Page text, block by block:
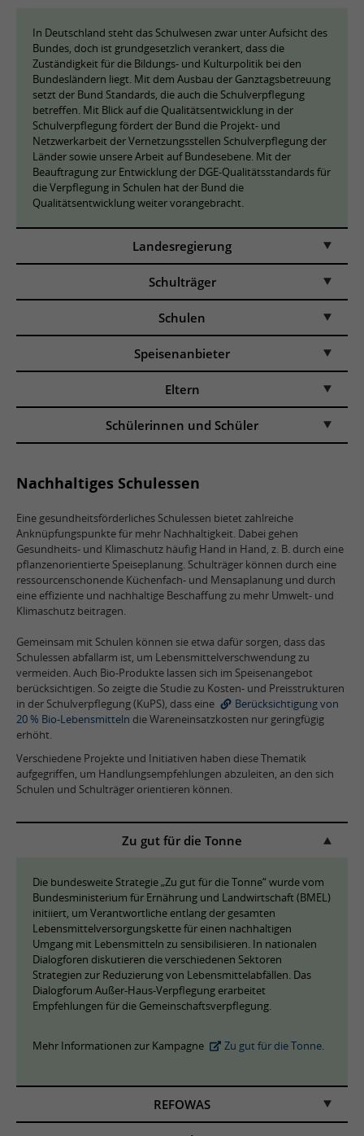
In Deutschland steht das Schulwesen zwar unter Aufsicht des
Bundes, doch ist grundgesetzlich verankert, dass die
Zuständigkeit für die Bildungs- und Kulturpolitik bei den
Bundesländern liegt. Mit dem Ausbau der Ganztagsbetreuung
setzt der Bund Standards, die auch die Schulverpflegung
betreffen. Mit Blick auf die Qualitätsentwicklung in der
Schulverpflegung fördert der Bund die Projekt- und
Netzwerkarbeit der Vernetzungsstellen Schulverpflegung der
Länder sowie unsere Arbeit auf Bundesebene. Mit der
Beauftragung zur Entwicklung der DGE-Qualitätsstandards für
die Verpflegung in Schulen hat der Bund die
Qualitätsentwicklung weiter vorangebracht.
Landesregierung
Schulträger
Schulen
Speisenanbieter
Eltern
Schülerinnen und Schüler
Nachhaltiges Schulessen
Eine gesundheitsförderliches Schulessen bietet zahlreiche
Anknüpfungspunkte für mehr Nachhaltigkeit. Dabei gehen
Gesundheits- und Klimaschutz häufig Hand in Hand, z. B. durch eine
pflanzenorientierte Speiseplanung. Schulträger können durch eine
ressourcenschonende Küchenfach- und Mensaplanung und durch
eine effiziente und nachhaltige Beschaffung zu mehr Umwelt- und
Klimaschutz beitragen.
Gemeinsam mit Schulen können sie etwa dafür sorgen, dass das
Schulessen abfallarm ist, um Lebensmittelverschwendung zu
vermeiden. Auch Bio-Produkte lassen sich im Speisenangebot
berücksichtigen. So zeigte die Studie zu Kosten- und Preisstrukturen
in der Schulverpflegung (KuPS), dass eine
Berücksichtigung von
20 % Bio-Lebensmitteln die Wareneinsatzkosten nur geringfügig
erhöht.
Verschiedene Projekte und Initiativen haben diese Thematik
aufgegriffen, um Handlungsempfehlungen abzuleiten, an den sich
Schulen und Schulträger orientieren können.
Zu gut für die Tonne
Die bundesweite Strategie „Zu gut für die Tonne“ wurde vom
Bundesministerium für Ernährung und Landwirtschaft (BMEL)
initiiert, um Verantwortliche entlang der gesamten
Lebensmittelversorgungskette für einen nachhaltigen
Umgang mit Lebensmitteln zu sensibilisieren. In nationalen
Dialogforen diskutieren die verschiedenen Sektoren
Strategien zur Reduzierung von Lebensmittelabfällen. Das
Dialogforum Außer-Haus-Verpflegung erarbeitet
Empfehlungen für die Gemeinschaftsverpflegung.
Mehr Informationen zur Kampagne Zu gut für die Tonne.
REFOWAS